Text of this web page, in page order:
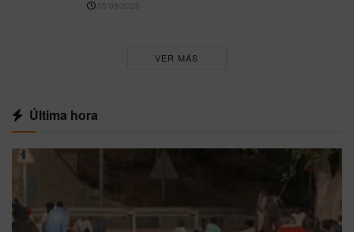
05/08/2026
VER MÁS
Última hora